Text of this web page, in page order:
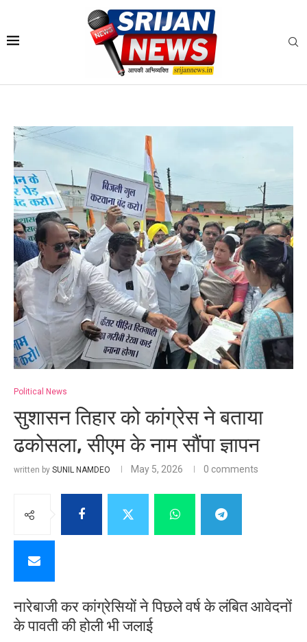
Political News
सुशासन तिहार को कांग्रेस ने बताया
ढकोसला, सीएम के नाम सौंपा ज्ञापन
written by SUNIL NAMDEO May 5, 2026 0 comments
नारेबाजी कर कांग्रेसियों ने पिछले वर्ष के लंबित आवेदनों
के पावती की होली भी जलाई